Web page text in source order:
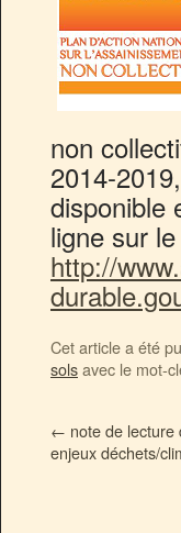
non
2014-
disponible
ligne sur
http://
Cet article a été
solsavec le mot-
← note de
enjeux déchets/